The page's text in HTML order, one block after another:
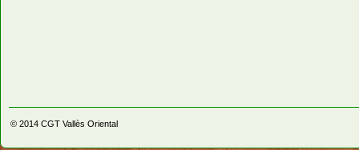
© 2014 CGT Vallès Oriental